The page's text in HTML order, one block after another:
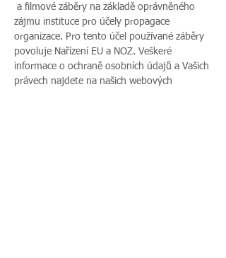
a filmové záběry na základě oprávněného
zájmu instituce pro účely propagace
organizace. Pro tento účel používané záběry
povoluje Nařízení EU a NOZ. Veškeré
informace o ochraně osobních údajů a Vašich
právech najdete na našich webových